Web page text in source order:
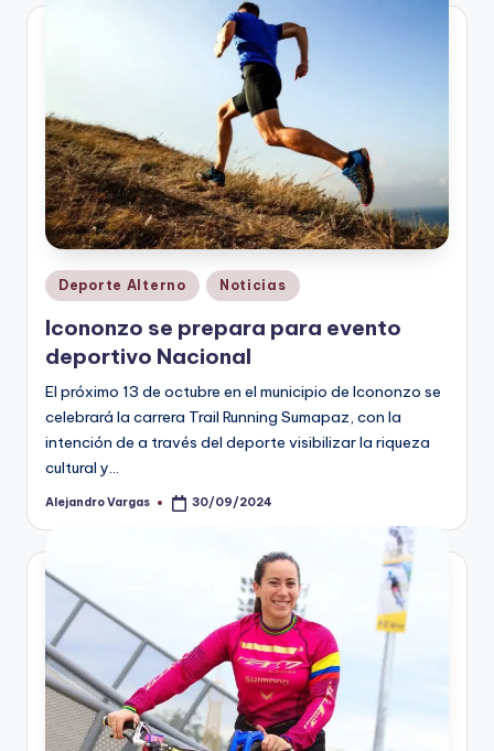
Publicado
en
Deporte Alterno Noticias
Icononzo se prepara para evento
deportivo Nacional
El próximo 13 de octubre en el municipio de Icononzo se
celebrará la carrera Trail Running Sumapaz, con la
intención de a través del deporte visibilizar la riqueza
cultural y…
Publicado
Alejandro Vargas 30/09/2024